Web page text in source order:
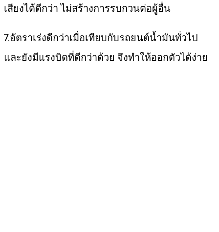
เสียงได้ดีกว่า ไม่สร้างการรบกวนต่อผู้อื่น
7.อัตราเร่งดีกว่าเมื่อเทียบกับรถยนต์น้ำมันทั่วไป
และยังมีแรงบิดที่ดีกว่าด้วย จึงทำให้ออกตัวได้ง่าย